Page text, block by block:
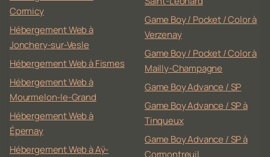
Cormicy
Hébergement Web à
Jonchery-sur-Vesle
Hébergement Web à Fismes
Hébergement Web à
Mourmelon-le-Grand
Hébergement Web à
Épernay
Hébergement Web à Aÿ-
Game Boy / Pocket / Color à
Verzenay
Game Boy / Pocket / Color à
Mailly-Champagne
Game Boy Advance / SP
Game Boy Advance / SP à
Tinqueux
Game Boy Advance / SP à
Cormontreuil